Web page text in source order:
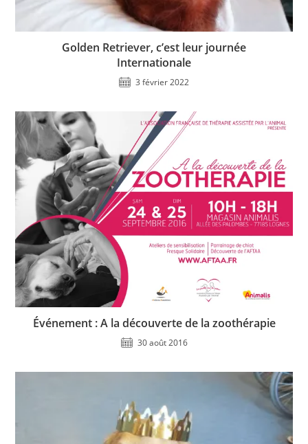
Golden Retriever, c’est leur journée
Internationale
3 février 2022
Événement : A la découverte de la zoothérapie
30 août 2016